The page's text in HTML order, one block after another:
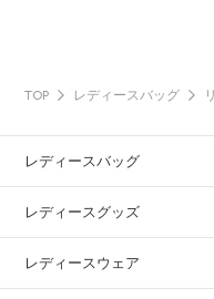
TOP レディースバッグ
レディースバッグ
レディースグッズ
レディースウェア